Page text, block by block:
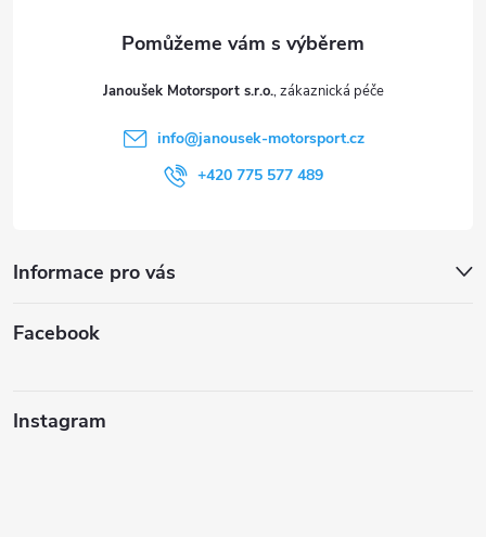
Janoušek Motorsport s.r.o.
info@janousek-motorsport.cz
+420 775 577 489
Informace pro vás
Facebook
Instagram